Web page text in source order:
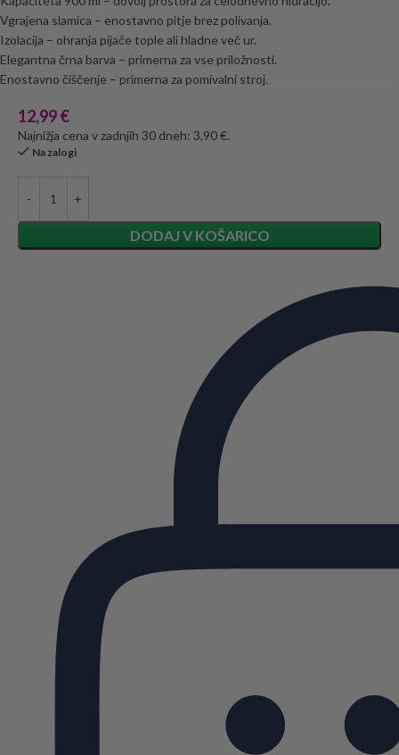
Vgrajena slamica – enostavno pitje brez polivanja.
Izolacija – ohranja pijače tople ali hladne več ur.
Elegantna črna barva – primerna za vse priložnosti.
Enostavno čiščenje – primerna za pomivalni stroj.
12,99€
Najnižja cena v zadnjih 30 dneh: 3,90 €.
Na zalogi
DODAJ V KOŠARICO